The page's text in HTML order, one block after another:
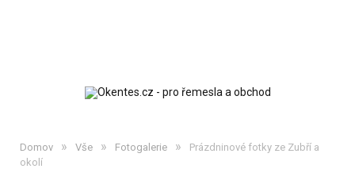
Domov » Vše » Fotogalerie »
Prázdninové fotky ze Zubří a
okolí